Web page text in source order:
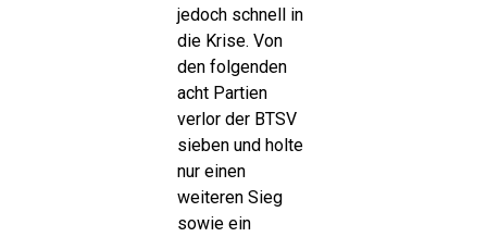
jedoch schnell in
die Krise. Von
den folgenden
acht Partien
verlor der BTSV
sieben und holte
nur einen
weiteren Sieg
sowie ein